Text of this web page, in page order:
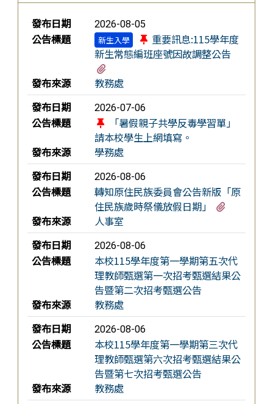
新聞列表
發布日期 2026-08-05
公告標題 新生入學
重要訊息:115學年度
新生常態編班座號因故調整公告
發布來源
教務處
發布日期
2026-07-06
公告標題
「暑假親子共學反毒學習單」
請本校學生上網填寫。
發布來源
學務處
發布日期
2026-08-06
公告標題
轉知原住民族委員會公告新版「原
住民族歲時祭儀放假日期」
發布來源
人事室
發布日期
2026-08-06
公告標題
本校115學年度第一學期第五次代
理教師甄選第一次招考甄選結果公
告暨第二次招考甄選公告
發布來源
教務處
發布日期
2026-08-06
公告標題
本校115學年度第一學期第三次代
理教師甄選第六次招考甄選結果公
告暨第七次招考甄選公告
發布來源
教務處